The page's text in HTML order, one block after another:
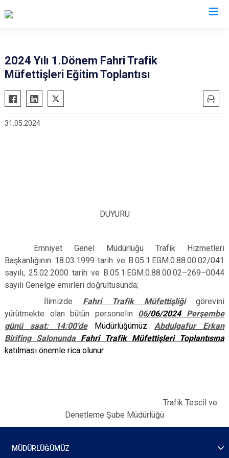
2024 Yılı 1.Dönem Fahri Trafik
Müfettişleri Eğitim Toplantısı
31.05.2024
DUYURU
Emniyet Genel Müdürlüğü Trafik Hizmetleri
Başkanlığının 18.03.1999 tarih ve B.05.1.EGM.0.88.00.02/041
sayılı, 25.02.2000 tarih ve B.05.1.EGM.0.88.00.02–269–0044
sayılı Genelge emirleri doğrultusunda;
İlimizde Fahri Trafik Müfettişliğigörevini
yürütmekte olan bütün personelin 06/06/2024 Perşembe
günü saat: 14:00’de
Müdürlüğümüz Abdulgafur Erkan
Birifing Salonunda Fahri Trafik Müfettişleri Toplantısına
katılması önemle rica olunur.
Trafik Tescil ve
Denetleme Şube Müdürlüğü
MÜDÜRLÜĞÜMÜZ